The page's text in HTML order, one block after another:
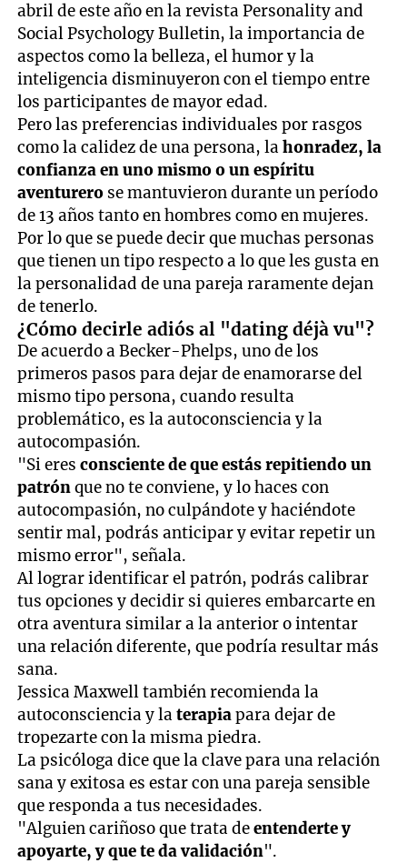
abril de este año en la revista Personality and
Social Psychology Bulletin, la importancia de
aspectos como la belleza, el humor y la
inteligencia disminuyeron con el tiempo entre
los participantes de mayor edad.
Pero las preferencias individuales por rasgos
como la calidez de una persona, lahonradez, la
confianza en uno mismo o un espíritu
aventurero se mantuvieron durante un período
de 13 años tanto en hombres como en mujeres.
Por lo que se puede decir que muchas personas
que tienen un tipo respecto a lo que les gusta en
la personalidad de una pareja raramente dejan
de tenerlo.
¿Cómo decirle adiós al "dating déjà vu"?
De acuerdo a Becker-Phelps, uno de los
primeros pasos para dejar de enamorarse del
mismo tipo persona, cuando resulta
problemático, es la autoconsciencia y la
autocompasión.
"Si eresconsciente de que estás repitiendo un
patrónque no te conviene, y lo haces con
autocompasión, no culpándote y haciéndote
sentir mal, podrás anticipar y evitar repetir un
mismo error", señala.
Al lograr identificar el patrón, podrás calibrar
tus opciones y decidir si quieres embarcarte en
otra aventura similar a la anterior o intentar
una relación diferente, que podría resultar más
sana.
Jessica Maxwell también recomienda la
autoconsciencia y laterapiapara dejar de
tropezarte con la misma piedra.
La psicóloga dice que la clave para una relación
sana y exitosa es estar con una pareja sensible
que responda a tus necesidades.
"Alguien cariñoso que trata deentenderte y
apoyarte, y que te da validación".